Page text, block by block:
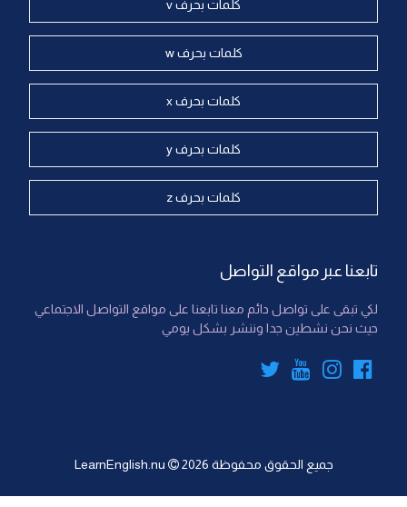
كلمات بحرف v
كلمات بحرف w
كلمات بحرف x
كلمات بحرف y
كلمات بحرف z
تابعنا عبر مواقع التواصل
لكي تبقى على تواصل دائم معنا تابعنا على مواقع التواصل الاجتماعي
حيث نحن نشطين جدا وننشر بشكل يومي
جميع الحقوق محفوظة LearnEnglish.nu 2026